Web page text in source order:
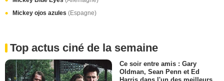
Mickey ojos azules (Espagne)
Top actus ciné de la semaine
Ce soir entre amis : Gary
Oldman, Sean Penn et Ed